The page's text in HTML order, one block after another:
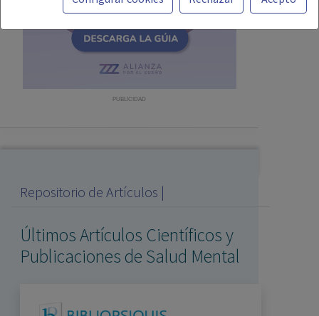
tanto, dirigida a profesionales sanitarios legalmente
facultados para prescribir o dispensar medicamentos
con ejercicio profesional. La información técnica de los
fármacos se facilita a título meramente informativo,
PUBLICIDAD
Repositorio de Artículos |
Últimos Artículos Científicos y
Publicaciones de Salud Mental